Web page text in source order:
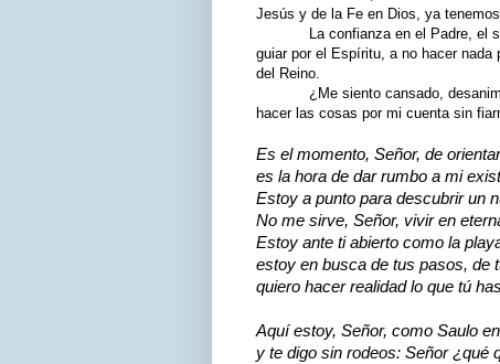
Jesús y de la Fe en Dios, ya
La confianza en el Padre, el
guiar por el Espíritu, a no hacer
del Reino.
¿Me siento cansado,
hacer las cosas por mi cuenta sin
Es el momento, Señor, de
es la hora de dar rumbo a mi
Estoy a punto para descubrir un
No me sirve, Señor, vivir en
Estoy ante ti abierto como la
estoy en busca de tus pasos, de
quiero hacer realidad lo que tú
Aquí estoy, Señor, como Saulo
y te digo sin rodeos: Señor ¿qué